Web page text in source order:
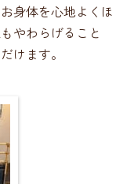
身体を心地よくほ
やわらげること
けます。